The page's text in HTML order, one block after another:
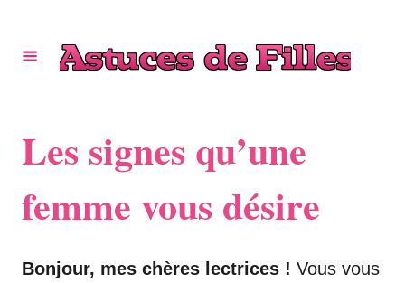
Les signes qu’une
femme vous désire
Bonjour, mes chères lectrices ! Vous vous